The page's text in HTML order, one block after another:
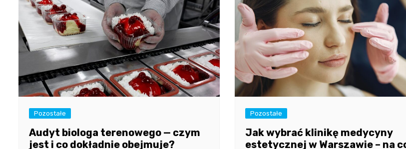
Pozostałe
Audyt biologa terenowego — czym
jest i co dokładnie obejmuje?
Pozostałe
Jak wybrać klinikę medycyny
estetycznej w Warszawie – na